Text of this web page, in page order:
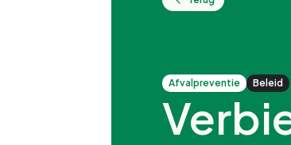
afvalpreventie Beleid